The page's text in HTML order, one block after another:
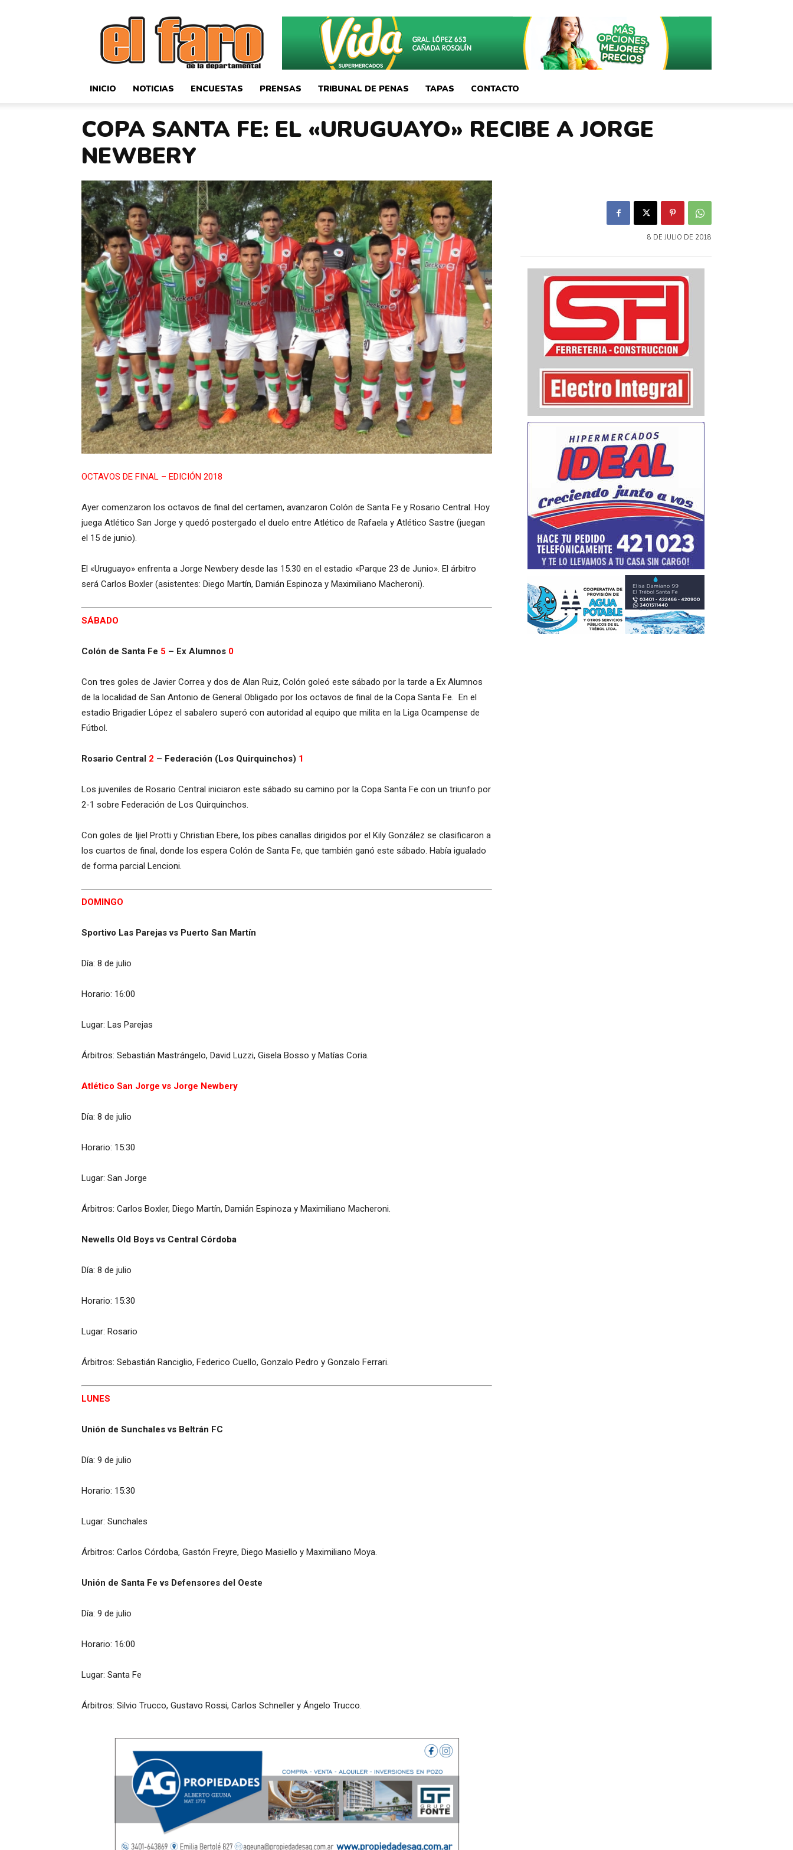
El
Faro
Deportivo
INICIO NOTICIAS ENCUESTAS PRENSAS TRIBUNAL DE PENAS TAPAS CONTACTO
COPA SANTA FE: EL «URUGUAYO» RECIBE A JORGE
NEWBERY
OCTAVOS DE FINAL – EDICIÓN 2018
Ayer comenzaron los octavos de final del certamen, avanzaron Colón de Santa Fe y Rosario Central. Hoy
juega Atlético San Jorge y quedó postergado el duelo entre Atlético de Rafaela y Atlético Sastre (juegan
el 15 de junio).
El «Uruguayo» enfrenta a Jorge Newbery desde las 15.30 en el estadio «Parque 23 de Junio». El árbitro
será Carlos Boxler (asistentes: Diego Martín, Damián Espinoza y Maximiliano Macheroni).
SÁBADO
Colón de Santa Fe 5 – Ex Alumnos 0
Con tres goles de Javier Correa y dos de Alan Ruiz, Colón goleó este sábado por la tarde a Ex Alumnos
de la localidad de San Antonio de General Obligado por los octavos de final de la Copa Santa Fe. En el
estadio Brigadier López el sabalero superó con autoridad al equipo que milita en la Liga Ocampense de
Fútbol.
Rosario Central 2 – Federación (Los Quirquinchos) 1
Los juveniles de Rosario Central iniciaron este sábado su camino por la Copa Santa Fe con un triunfo por
2-1 sobre Federación de Los Quirquinchos.
Con goles de Ijiel Protti y Christian Ebere, los pibes canallas dirigidos por el Kily González se clasificaron a
los cuartos de final, donde los espera Colón de Santa Fe, que también ganó este sábado. Había igualado
de forma parcial Lencioni.
DOMINGO
Sportivo Las Parejas vs Puerto San Martín
Día: 8 de julio
Horario: 16:00
Lugar: Las Parejas
Árbitros: Sebastián Mastrángelo, David Luzzi, Gisela Bosso y Matías Coria.
Atlético San Jorge vs Jorge Newbery
Día: 8 de julio
Horario: 15:30
Lugar: San Jorge
Árbitros: Carlos Boxler, Diego Martín, Damián Espinoza y Maximiliano Macheroni.
Newells Old Boys vs Central Córdoba
Día: 8 de julio
Horario: 15:30
Lugar: Rosario
Árbitros: Sebastián Ranciglio, Federico Cuello, Gonzalo Pedro y Gonzalo Ferrari.
LUNES
Unión de Sunchales vs Beltrán FC
Día: 9 de julio
Horario: 15:30
Lugar: Sunchales
Árbitros: Carlos Córdoba, Gastón Freyre, Diego Masiello y Maximiliano Moya.
Unión de Santa Fe vs Defensores del Oeste
Día: 9 de julio
Horario: 16:00
Lugar: Santa Fe
Árbitros: Silvio Trucco, Gustavo Rossi, Carlos Schneller y Ángelo Trucco.
8 DE JULIO DE 2018